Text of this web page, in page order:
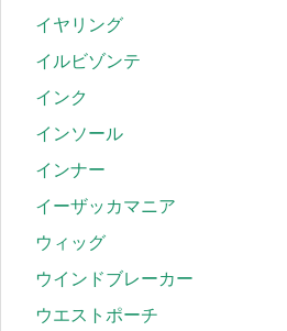
イヤリング
イルビゾンテ
インク
インソール
インナー
イーザッカマニア
ウィッグ
ウインドブレーカー
ウエストポーチ